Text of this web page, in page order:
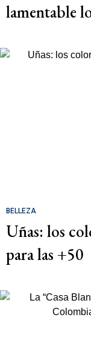
lamentable
BELLEZA
Uñas: los
para las +50